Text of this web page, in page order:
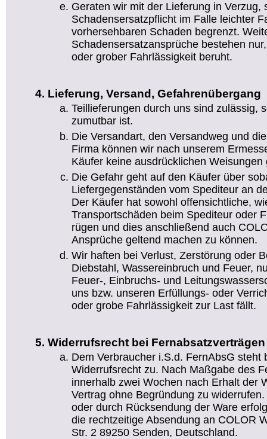
Geraten wir mit der Lieferung in Verzug,
Schadensersatzpflicht im Falle leichter
vorhersehbaren Schaden begrenzt.
Schadensersatzansprüche bestehen
oder grober Fahrlässigkeit beruht.
Lieferung, Versand, Gefahrenübergang
Teillieferungen durch uns sind zulässig,
zumutbar ist.
Die Versandart, den Versandweg und
Firma können wir nach unserem
Käufer keine ausdrücklichen Weisungen
Die Gefahr geht auf den Käufer über
Liefergegenständen vom Spediteur an
Der Käufer hat sowohl offensichtliche,
Transportschäden beim Spediteur oder
rügen und dies anschließend auch
Ansprüche geltend machen zu können.
Wir haften bei Verlust, Zerstörung oder
Diebstahl, Wassereinbruch und Feuer,
Feuer-, Einbruchs- und
uns bzw. unseren Erfüllungs- oder
oder grobe Fahrlässigkeit zur Last fällt.
Widerrufsrecht bei Fernabsatzverträgen
Dem Verbraucher i.S.d. FernAbsG steht
Widerrufsrecht zu. Nach Maßgabe des
innerhalb zwei Wochen nach Erhalt der
Vertrag ohne Begründung zu
oder durch Rücksendung der Ware
die rechtzeitige Absendung an COLOR
Str. 2 89250 Senden, Deutschland.